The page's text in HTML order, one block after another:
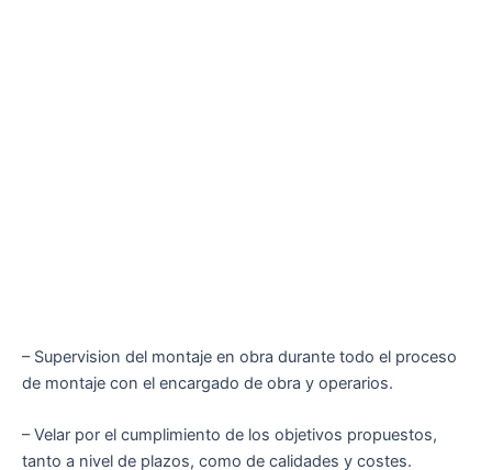
– Supervision del montaje en obra durante todo el proceso
de montaje con el encargado de obra y operarios.
– Velar por el cumplimiento de los objetivos propuestos,
tanto a nivel de plazos, como de calidades y costes.